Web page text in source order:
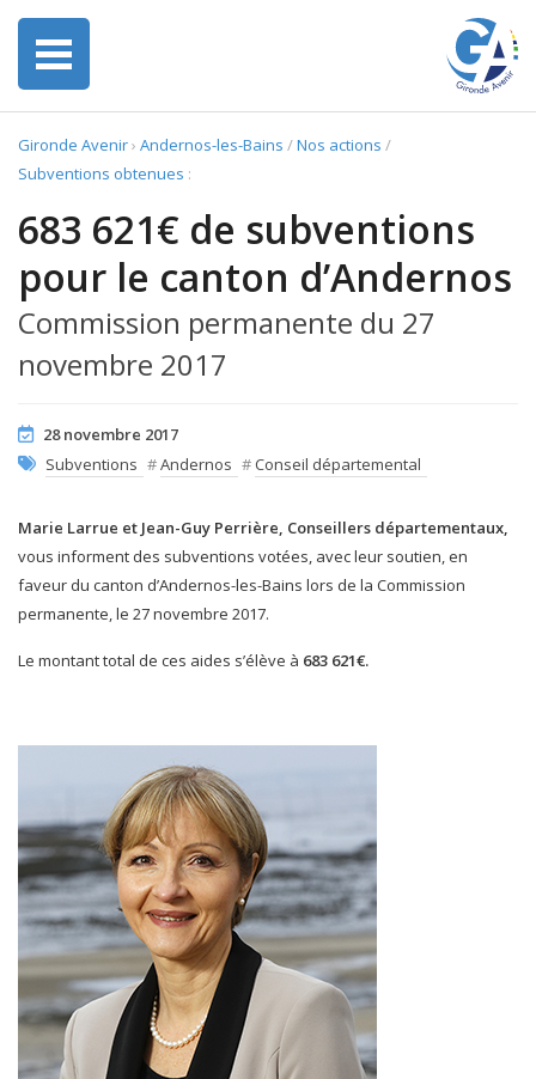
Gironde Avenir› Andernos-les-Bains /Nos actions /
Subventions obtenues :
683 621€ de subventions
pour le canton d’Andernos
Commission permanente du 27
novembre 2017
28 novembre 2017
Subventions #Andernos # Conseil départemental
Marie Larrue et Jean-Guy Perrière, Conseillers départementaux,
vous informent des subventions votées, avec leur soutien, en
faveur du canton d’Andernos-les-Bains lors de la Commission
permanente, le 27 novembre 2017.
Le montant total de ces aides s’élève à 683 621€.